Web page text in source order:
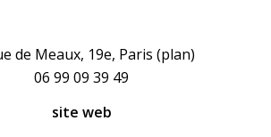
de Meaux, 19e, Paris (plan)
06 99 09 39 49
site web